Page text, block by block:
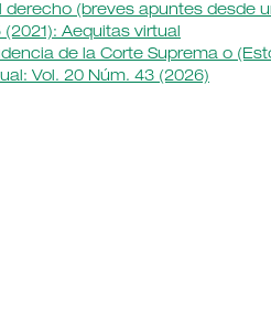
derecho (breves apuntes desde
Aequitas virtual
de la Corte Suprema o
Vol. 20 Núm. 43 (2026)